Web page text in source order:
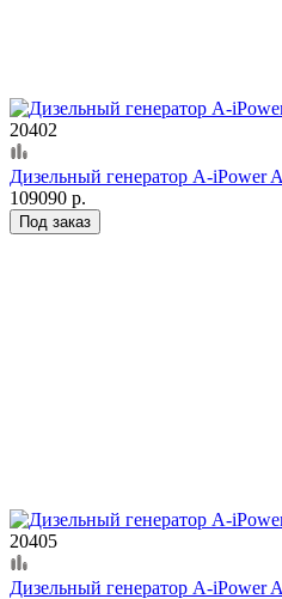
20402
Дизельный генератор A-iPower
109090 р.
Под заказ
20405
Дизельный генератор A-iPower